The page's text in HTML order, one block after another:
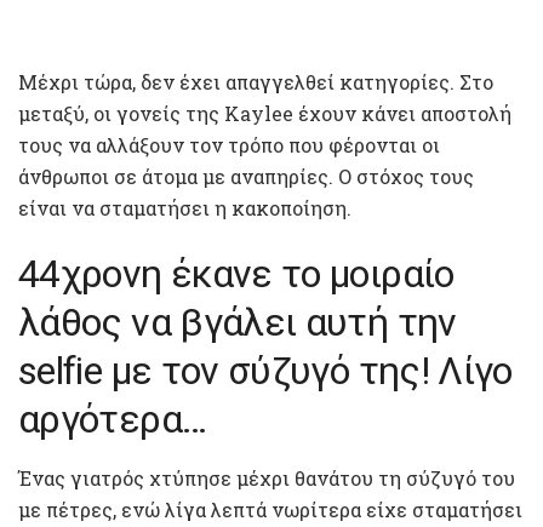
Μέχρι τώρα, δεν έχει απαγγελθεί κατηγορίες. Στο
μεταξύ, οι γονείς της Kaylee έχουν κάνει αποστολή
τους να αλλάξουν τον τρόπο που φέρονται οι
άνθρωποι σε άτομα με αναπηρίες. Ο στόχος τους
είναι να σταματήσει η κακοποίηση.
44χρονη έκανε το μοιραίο
λάθος να βγάλει αυτή την
selfie με τον σύζυγό της! Λίγο
αργότερα…
Ένας γιατρός χτύπησε μέχρι θανάτου τη σύζυγό του
με πέτρες, ενώ λίγα λεπτά νωρίτερα είχε σταματήσει